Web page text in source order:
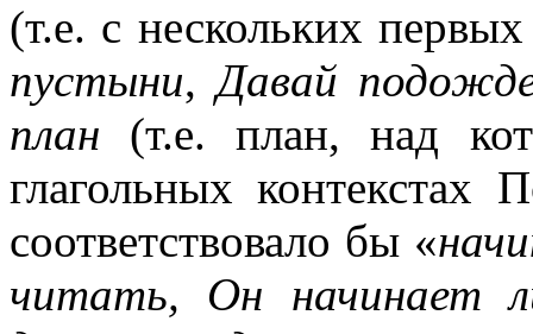
(т.е. с нескольких
пустыни,Давай
план (т.е. план, над
глагольных контекстах
соответствовало бы «
читать, Он начинает